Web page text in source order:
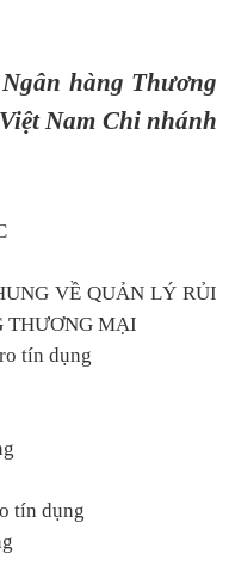
hàng Thương
Nam Chi nhánh
VỀ QUẢN LÝ RỦI
THƯƠNG MẠI
tín dụng
tín dụng